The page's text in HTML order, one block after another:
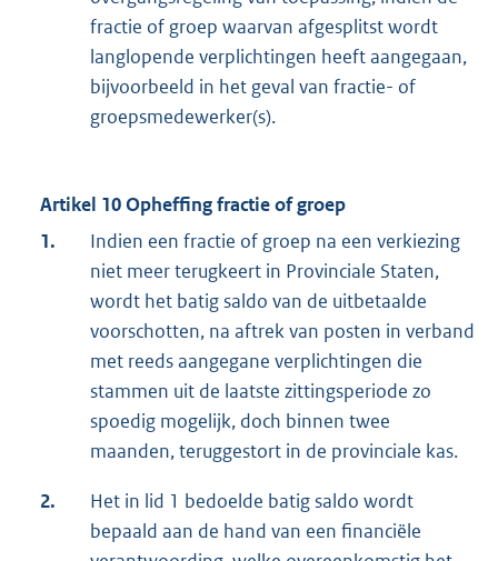
fractie of groep waarvan afgesplitst wordt
langlopende verplichtingen heeft aangegaan,
bijvoorbeeld in het geval van fractie- of
groepsmedewerker(s).
Artikel 10Opheffing fractie of groep
1.
Indien een fractie of groep na een verkiezing
niet meer terugkeert in Provinciale Staten,
wordt het batig saldo van de uitbetaalde
voorschotten, na aftrek van posten in verband
met reeds aangegane verplichtingen die
stammen uit de laatste zittingsperiode zo
spoedig mogelijk, doch binnen twee
maanden, teruggestort in de provinciale kas.
2.
Het in lid 1 bedoelde batig saldo wordt
bepaald aan de hand van een financiële